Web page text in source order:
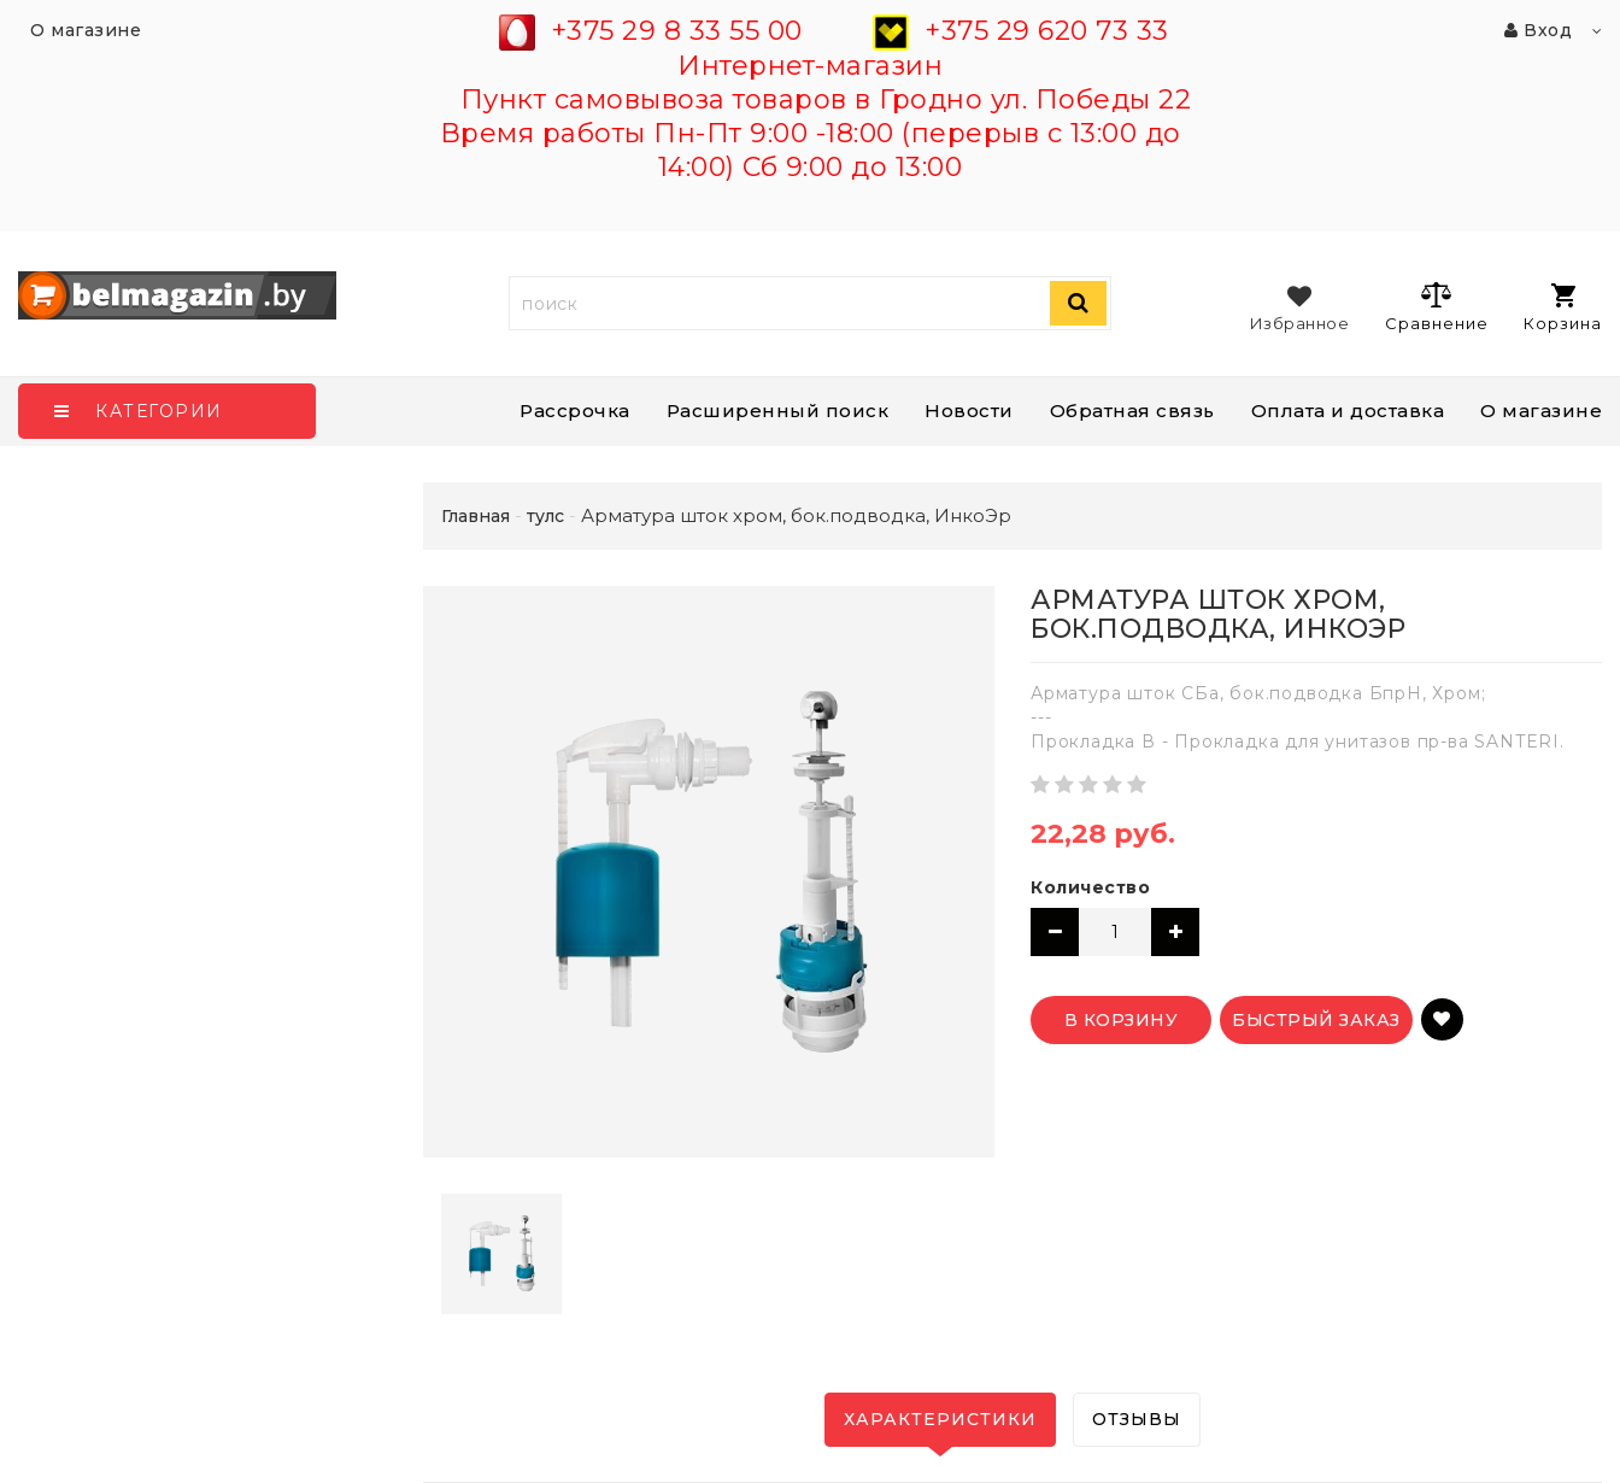
О магазине +375 29 8 33 55 00
+375 29 620 73 33
Интернет-магазин
Пункт самовывоза товаров в Гродно ул. Победы 22
Время работы Пн-Пт 9:00 -18:00 (перерыв с 13:00 до
14:00) Сб 9:00 до 13:00
Вход
Корзина
Сравнение
Избранное
КАТЕГОРИИ Рассрочка Расширенный поиск Новости Обратная связь Оплата и доставка О магазине
Главная тулс Арматура шток хром, бок.подводка, ИнкоЭр
АРМАТУРА ШТОК ХРОМ,
БОК.ПОДВОДКА, ИНКОЭР
Арматура шток СБа, бок.подводка БпрН, Хром;
---
Прокладка В - Прокладка для унитазов пр-ва SANTERI.
22,28 руб.
Количество
В КОРЗИНУ БЫСТРЫЙ ЗАКАЗ
ХАРАКТЕРИСТИКИ ОТЗЫВЫ